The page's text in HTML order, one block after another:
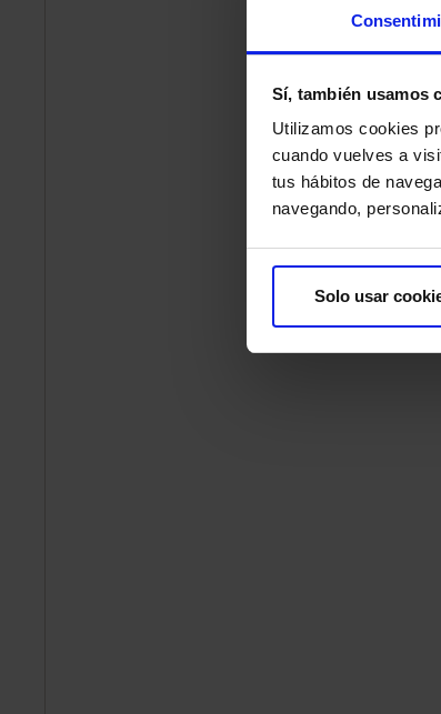
Sí, también usamos
Utilizamos cookies
cuando vuelves a
tus hábitos de
navegando,
Solo usar